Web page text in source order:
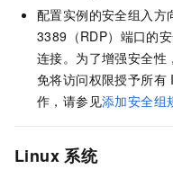
配置实例的安全组入方
3389（RDP）端口的
连接。为了增强安全性
免将访问权限授予所有
作，请参见添加安全组
Linux 系统